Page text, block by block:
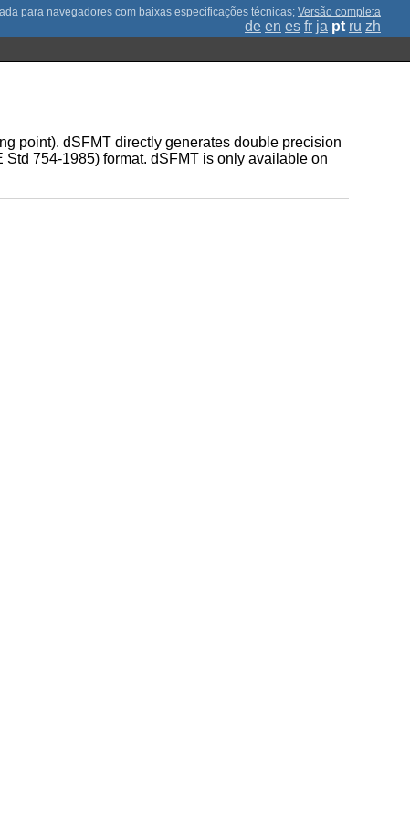
; Versão completa
de en es fr ja pt ru zh
point). dSFMT directly generates double precision
754-1985) format. dSFMT is only available on